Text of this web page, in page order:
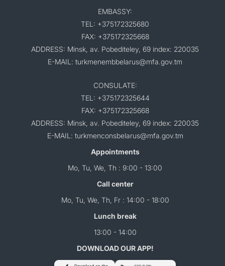
EMBASSY:
TEL: +375172325680
FAX: +375172325668
ADDRESS: Minsk, av. Pobediteley, 69 index: 220035
E-MAIL: turkmenembbelarus@mfa.gov.tm
CONSULATE:
TEL: +375172325644
FAX: +375172325668
ADDRESS: Minsk, av. Pobediteley, 69 index: 220035
E-MAIL: turkmenconsbelarus@mfa.gov.tm
Appointments
Mo, Tu, We, Th : 9:00 - 13:00
Call center
Mo, Tu, We, Th, Fr : 14:00 - 18:00
Lunch break
13:00 - 14:00
DOWNLOAD OUR APP!